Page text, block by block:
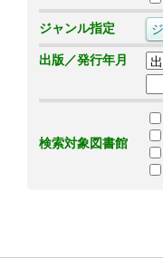
ジャンル指定
出版／発行年月
検索対象図書館